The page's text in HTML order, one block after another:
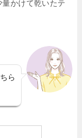
かけて乾いたテ
ら